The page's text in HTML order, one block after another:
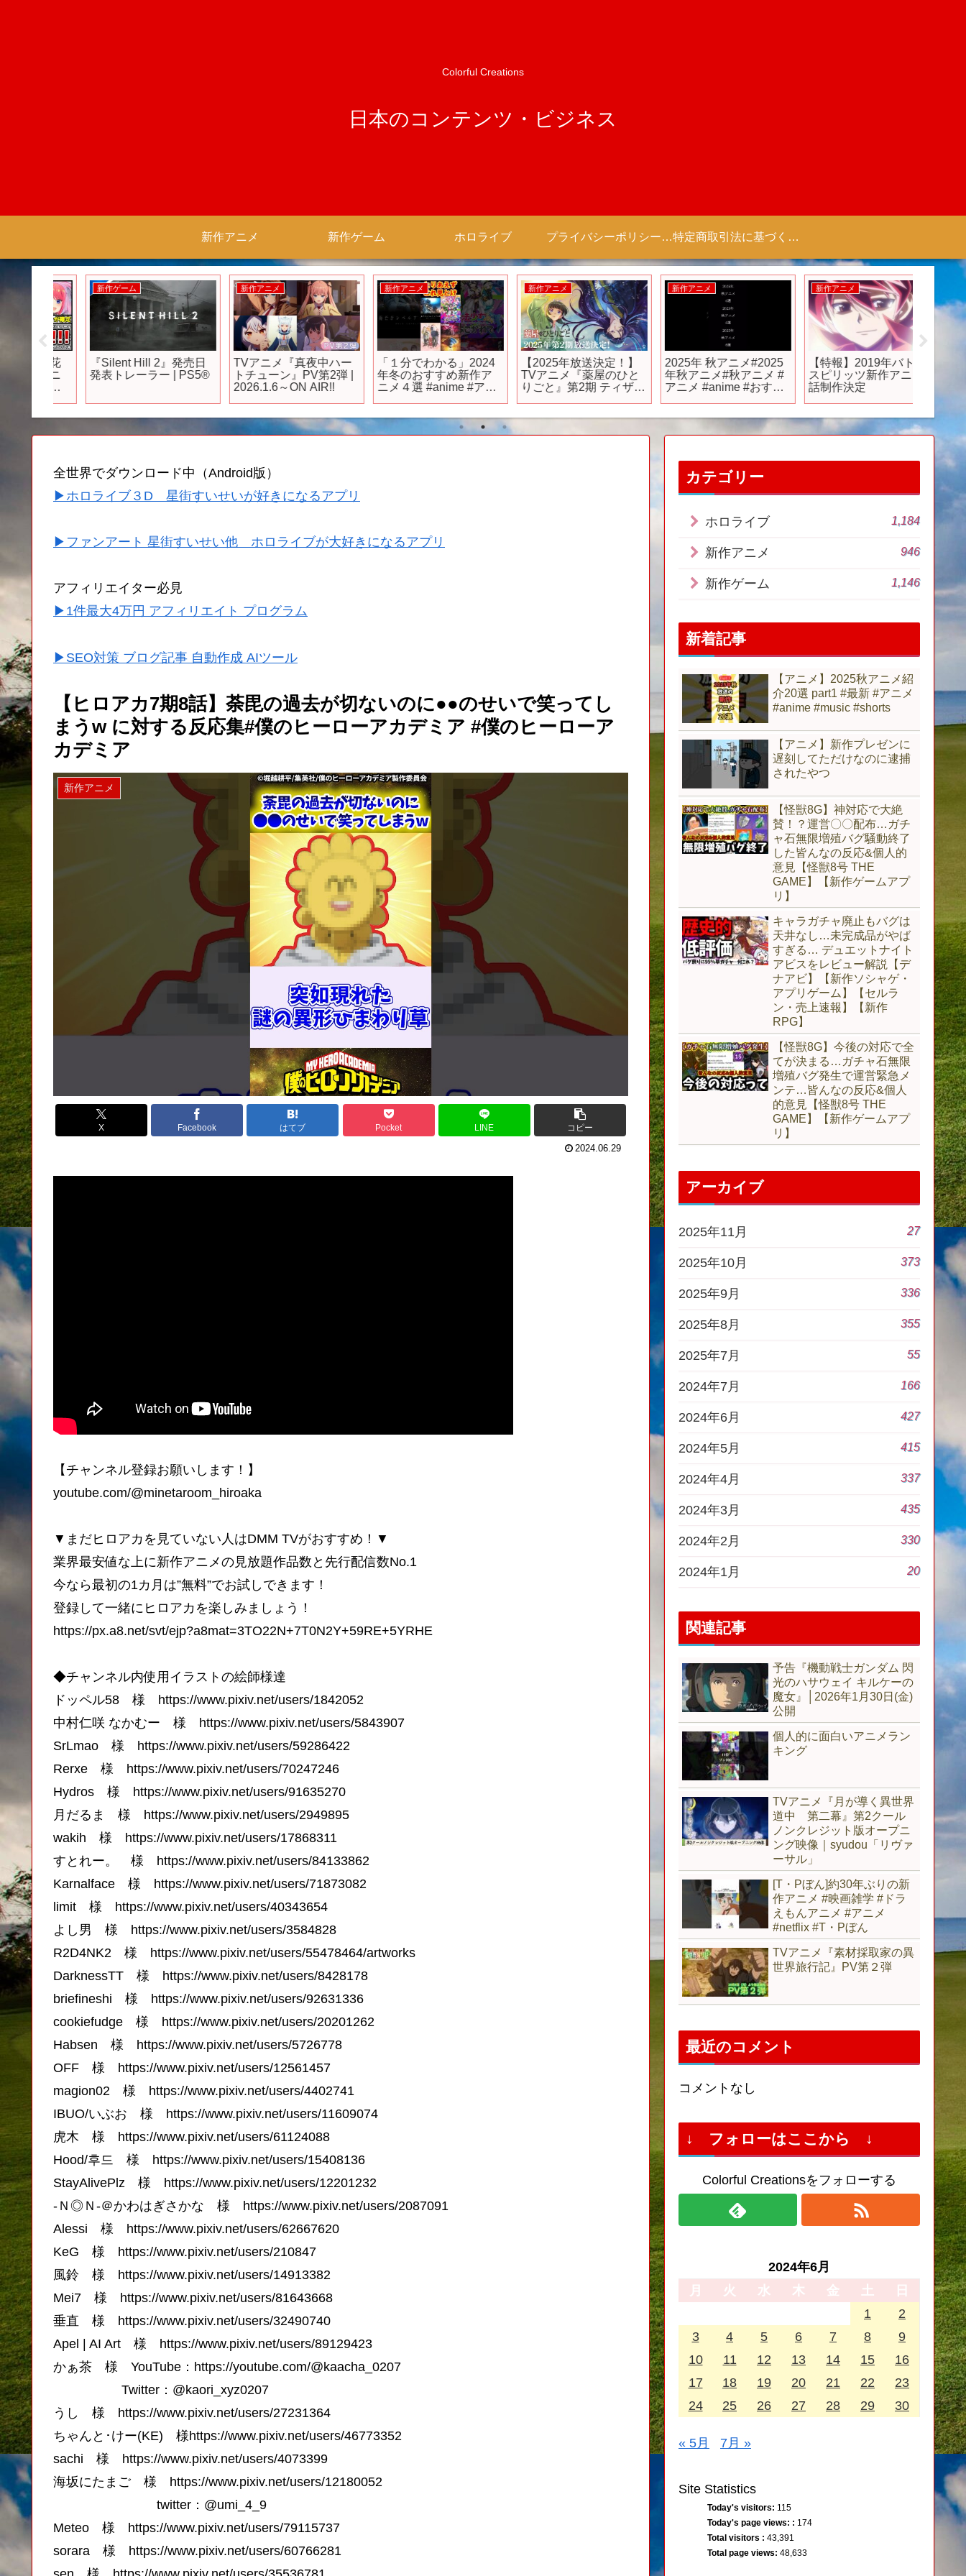
Colorful Creations
日本のコンテンツ・ビジネス
新作アニメ 新作ゲーム ホロライブ プライバシーポリシー 【Colorful Creation】 特定商取引法に基づく表記（商取引に関する開示）
新作ゲーム
『Silent Hill 2』発売日
発表トレーラー | PS5®
新作アニメ
TVアニメ『真夜中ハー
トチューン』PV第2弾 |
2026.1.6～ON AIR!!
新作アニメ
「１分でわかる」2024
年冬のおすすめ新作ア
ニメ４選 #anime #アニ
新作アニメ
【2025年放送決定！】
TVアニメ『薬屋のひと
りごと』第2期 ティザー
新作アニメ
2025年 秋アニメ#2025
年秋アニメ#秋アニメ #
アニメ #anime #おすす
新作アニメ
【特報】2019年バトル
スピリッツ新作アニメ3
話制作決定
週土曜
送！】
全世界でダウンロード中（Android版）
▶ホロライブ３D 星街すいせいが好きになるアプリ
▶ファンアート 星街すいせい他 ホロライブが大好きになるアプリ
アフィリエイター必見
▶1件最大4万円 アフィリエイト プログラム
▶SEO対策 ブログ記事 自動作成 AIツール
【ヒロアカ7期8話】荼毘の過去が切ないのに●●のせいで笑ってし
まうw に対する反応集#僕のヒーローアカデミア #僕のヒーローア
カデミア
新作アニメ
X Facebook はてブ Pocket LINE コピー
2024.06.29
【チャンネル登録お願いします！】
youtube.com/@minetaroom_hiroaka
▼まだヒロアカを見ていない人はDMM TVがおすすめ！▼
業界最安値な上に新作アニメの見放題作品数と先行配信数No.1
今なら最初の1カ月は”無料”でお試しできます！
登録して一緒にヒロアカを楽しみましょう！
https://px.a8.net/svt/ejp?a8mat=3TO22N+7T0N2Y+59RE+5YRHE
◆チャンネル内使用イラストの絵師様達
ドッペル58 様 https://www.pixiv.net/users/1842052
中村仁咲 なかむー 様 https://www.pixiv.net/users/5843907
SrLmao 様 https://www.pixiv.net/users/59286422
Rerxe 様 https://www.pixiv.net/users/70247246
Hydros 様 https://www.pixiv.net/users/91635270
月だるま 様 https://www.pixiv.net/users/2949895
wakih 様 https://www.pixiv.net/users/17868311
すとれー。 様 https://www.pixiv.net/users/84133862
Karnalface 様 https://www.pixiv.net/users/71873082
limit 様 https://www.pixiv.net/users/40343654
よし男 様 https://www.pixiv.net/users/3584828
R2D4NK2 様 https://www.pixiv.net/users/55478464/artworks
DarknessTT 様 https://www.pixiv.net/users/8428178
briefineshi 様 https://www.pixiv.net/users/92631336
cookiefudge 様 https://www.pixiv.net/users/20201262
Habsen 様 https://www.pixiv.net/users/5726778
OFF 様 https://www.pixiv.net/users/12561457
magion02 様 https://www.pixiv.net/users/4402741
IBUO/いぶお 様 https://www.pixiv.net/users/11609074
虎木 様 https://www.pixiv.net/users/61124088
Hood/후드 様 https://www.pixiv.net/users/15408136
StayAlivePlz 様 https://www.pixiv.net/users/12201232
-Ｎ◎Ｎ-＠かわはぎさかな 様 https://www.pixiv.net/users/2087091
Alessi 様 https://www.pixiv.net/users/62667620
KeG 様 https://www.pixiv.net/users/210847
風鈴 様 https://www.pixiv.net/users/14913382
Mei7 様 https://www.pixiv.net/users/81643668
垂直 様 https://www.pixiv.net/users/32490740
Apel | AI Art 様 https://www.pixiv.net/users/89129423
かぁ茶 様 YouTube：https://youtube.com/@kaacha_0207
Twitter：@kaori_xyz0207
うし 様 https://www.pixiv.net/users/27231364
ちゃんと･けー(KE) 様https://www.pixiv.net/users/46773352
sachi 様 https://www.pixiv.net/users/4073399
海坂にたまご 様 https://www.pixiv.net/users/12180052
twitter：@umi_4_9
Meteo 様 https://www.pixiv.net/users/79115737
sorara 様 https://www.pixiv.net/users/60766281
カテゴリー
ホロライブ 1,184
新作アニメ 946
新作ゲーム 1,146
新着記事
【アニメ】2025秋アニメ紹
介20選 part1 #最新 #アニメ
#anime #music #shorts
【アニメ】新作プレゼンに
遅刻してただけなのに逮捕
されたやつ
【怪獣8G】神対応で大絶
賛！？運営〇〇配布…ガチ
ャ石無限増殖バグ騒動終了
した皆んなの反応&個人的
意見【怪獣8号 THE
GAME】【新作ゲームアプ
リ】
キャラガチャ廃止もバグは
天井なし…未完成品がやば
すぎる… デュエットナイト
アビスをレビュー解説【デ
ナアビ】【新作ソシャゲ・
アプリゲーム】【セルラ
ン・売上速報】【新作
RPG】
【怪獣8G】今後の対応で全
てが決まる…ガチャ石無限
増殖バグ発生で運営緊急メ
ンテ…皆んなの反応&個人
的意見【怪獣8号 THE
GAME】【新作ゲームアプ
リ】
アーカイブ
2025年11月 27
2025年10月 373
2025年9月 336
2025年8月 355
2025年7月 55
2024年7月 166
2024年6月 427
2024年5月 415
2024年4月 337
2024年3月 435
2024年2月 330
2024年1月 20
関連記事
予告『機動戦士ガンダム 閃
光のハサウェイ キルケーの
魔女』│2026年1月30日(金)
公開
個人的に面白いアニメラン
キング
TVアニメ『月が導く異世界
道中 第二幕』第2クール
ノンクレジット版オープニ
ング映像｜syudou「リヴァ
ーサル」
[T・Pぼん]約30年ぶりの新
作アニメ #映画雑学 #ドラ
えもんアニメ #アニメ
#netflix #T・Pぼん
TVアニメ『素材採取家の異
世界旅行記』PV第２弾
最近のコメント
コメントなし
↓ フォローはここから ↓
Colorful Creationsをフォローする
2024年6月
月
火 水 木 金 土
日
1
2
3
4 5 6 7 8
9
10
11 12 13 14 15
16
17
18 19 20 21 22
23
24
25 26 27 28 29 30
« 5月 7月 »
Site Statistics
Today's visitors: 115
Today's page views: : 174
Total visitors : 43,391
Total page views: 48,633